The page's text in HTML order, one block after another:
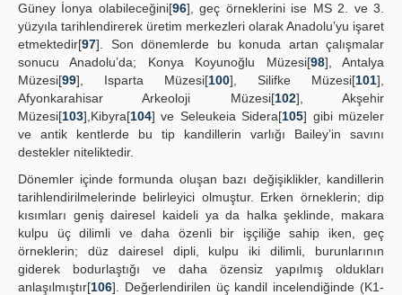
Güney İonya olabileceğini[96], geç örneklerini ise MS 2. ve 3.
yüzyıla tarihlendirerek üretim merkezleri olarak Anadolu’yu işaret
etmektedir[97]. Son dönemlerde bu konuda artan çalışmalar
sonucu Anadolu’da; Konya Koyunoğlu Müzesi[98], Antalya
Müzesi[99], Isparta Müzesi[100], Silifke Müzesi[101],
Afyonkarahisar Arkeoloji Müzesi[102], Akşehir
Müzesi[103],Kibyra[104] ve Seleukeia Sidera[105] gibi müzeler
ve antik kentlerde bu tip kandillerin varlığı Bailey’in savını
destekler niteliktedir.
Dönemler içinde formunda oluşan bazı değişiklikler, kandillerin
tarihlendirilmelerinde belirleyici olmuştur. Erken örneklerin; dip
kısımları geniş dairesel kaideli ya da halka şeklinde, makara
kulpu üç dilimli ve daha özenli bir işçiliğe sahip iken, geç
örneklerin; düz dairesel dipli, kulpu iki dilimli, burunlarının
giderek bodurlaştığı ve daha özensiz yapılmış oldukları
anlaşılmıştır[106]. Değerlendirilen üç kandil incelendiğinde (K1-